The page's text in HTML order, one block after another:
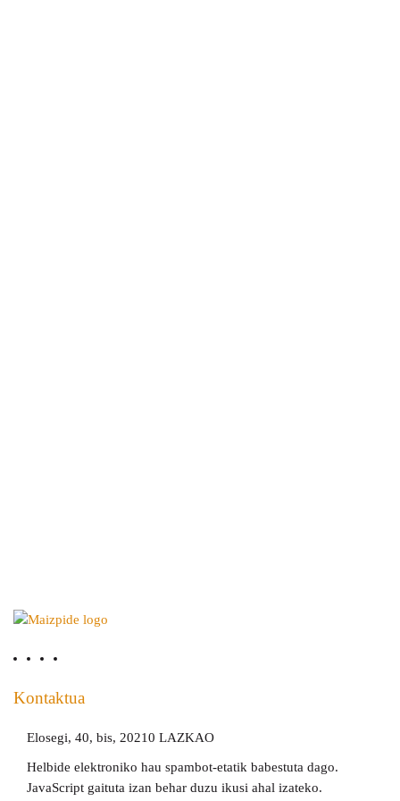
Kontaktua
Elosegi, 40, bis, 20210 LAZKAO
Helbide elektroniko hau spambot-etatik babestuta dago.
JavaScript gaituta izan behar duzu ikusi ahal izateko.